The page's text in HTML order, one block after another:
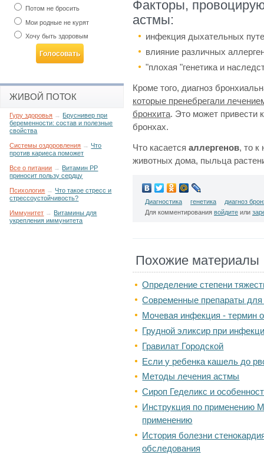
Факторы,
астмы:
инфекция дыхательных
влияние различных
"плохая "генетика и
Кроме того, диагноз
которые пренебрегали
бронхита. Это может привести
бронхах.
Что касается аллергенов, то к
животных дома, пыльца
Диагностика генетика
диагноз
Для комментирования войдите или
Похожие материалы
Определение степени
Современные препараты
Мочевая инфекция - термин
Грудной эликсир при
Гравилат Городской
Если у ребенка кашель до
Методы лечения астмы
Сироп Геделикс и
Инструкция по применению
применению
История болезни
обследования
Потом не бросить
Мои родные не курят
Хочу быть здоровым
ЖИВОЙ ПОТОК
Гуру здоровья → Бруснивер при
беременности: состав и полезные
свойства
Системы оздоровления →Что
против кариеса поможет
Все о питании → Витамин РР
приносит пользу сердцу
Психология →Что такое стресс и
стрессоустойчивость?
Иммунитет → Витамины для
укрепления иммунитета